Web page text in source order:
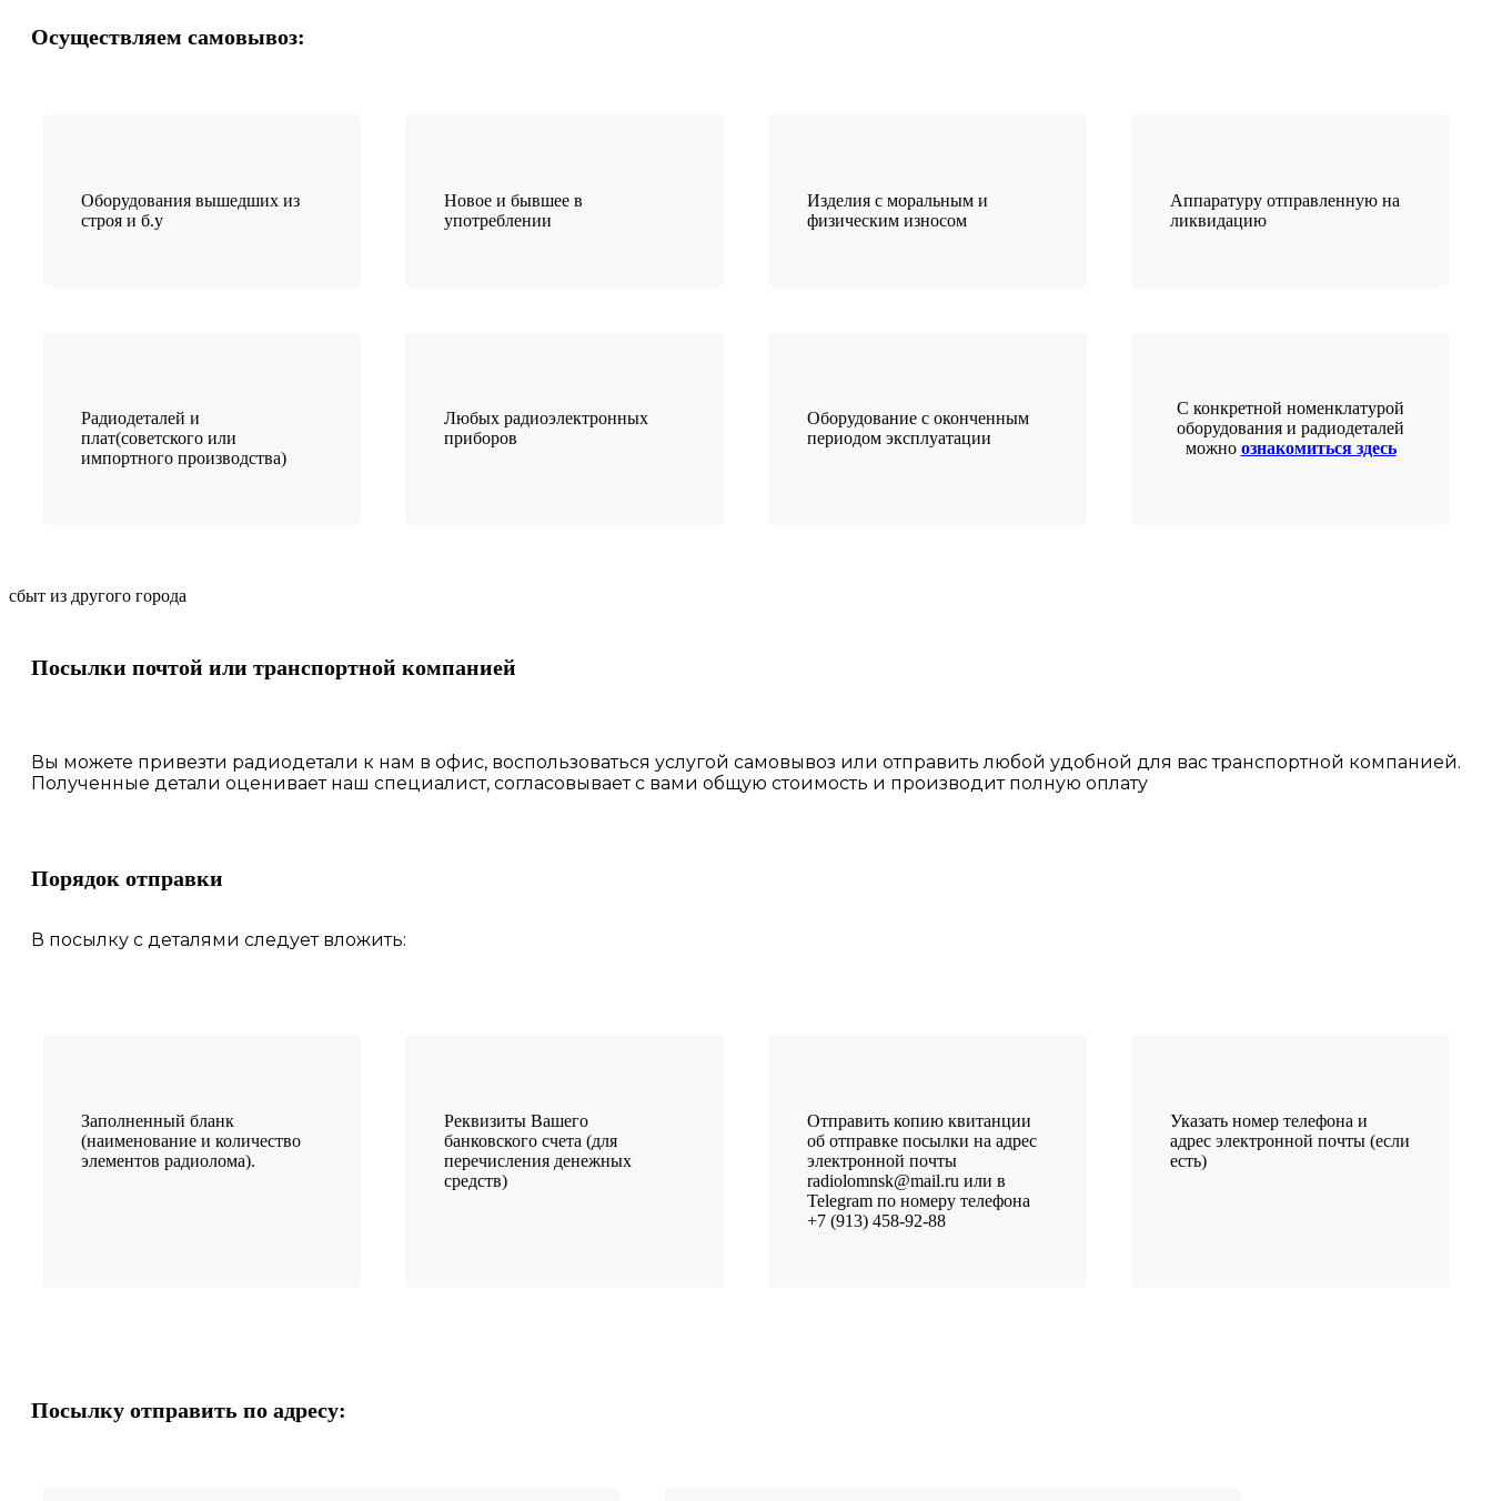
Осуществляем самовывоз:
Оборудования вышедших из
строя и б.у
Новое и бывшее в
употреблении
Изделия с моральным и
физическим износом
Аппаратуру отправленную на
ликвидацию
Радиодеталей и
плат(советского или
импортного производства)
Любых радиоэлектронных
приборов
Оборудование с оконченным
периодом эксплуатации
С конкретной номенклатурой
оборудования и радиодеталей
можно ознакомиться здесь
сбыт из другого города
Посылки почтой или транспортной компанией
Вы можете привезти радиодетали к нам в офис, воспользоваться услугой самовывоз или отправить любой удобной для вас транспортной компанией.
Полученные детали оценивает наш специалист, согласовываетс вами общую стоимость и производит полную оплату
Порядок отправки
В посылку с деталями следует вложить:
Заполненный бланк
(наименование и количество
элементов радиолома).
Реквизиты Вашего
банковского счета (для
перечисления денежных
средств)
Отправить копию квитанции
об отправке посылки на адрес
электронной почты
radiolomnsk@mail.ru или в
Telegram по номеру телефона
+7 (913) 458-92-88
Указать номер телефона и
адрес электронной почты (если
есть)
Посылку отправить по адресу: